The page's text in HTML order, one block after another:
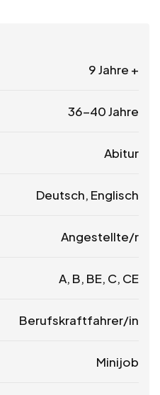
9 Jahre +
36-40 Jahre
Abitur
Deutsch, Englisch
Angestellte/r
A, B, BE, C, CE
Berufskraftfahrer/in
Minijob